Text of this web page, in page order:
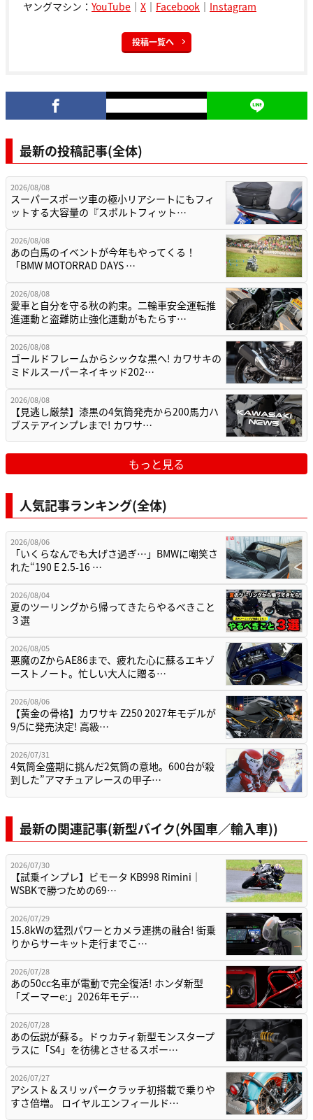
ヤングマシン： YouTube ｜ X ｜ Facebook ｜ Instagram
投稿一覧へ
最新の投稿記事(全体)
2026/08/08
スーパースポーツ車の極小リアシートにもフィ
ットする大容量の『スポルトフィット…
2026/08/08
あの白馬のイベントが今年もやってくる！
「BMW MOTORRAD DAYS …
2026/08/08
愛車と自分を守る秋の約束。二輪車安全運転推
進運動と盗難防止強化運動がもたらす…
2026/08/08
ゴールドフレームからシックな黒へ! カワサキの
ミドルスーパーネイキッド202…
2026/08/08
【見逃し厳禁】漆黒の4気筒発売から200馬力ハ
ブステアインプレまで! カワサ…
もっと見る
人気記事ランキング(全体)
2026/08/06
「いくらなんでも大げさ過ぎ…」BMWに嘲笑さ
れた“190 E 2.5-16 …
2026/08/04
夏のツーリングから帰ってきたらやるべきこと
３選
2026/08/05
悪魔のZからAE86まで、疲れた心に蘇るエキゾ
ーストノート。忙しい大人に贈る…
2026/08/06
【黄金の骨格】カワサキ Z250 2027年モデルが
9/5に発売決定! 高級…
2026/07/31
4気筒全盛期に挑んだ2気筒の意地。600台が殺
到した”アマチュアレースの甲子…
最新の関連記事(新型バイク(外国車／輸入車))
2026/07/30
【試乗インプレ】ビモータ KB998 Rimini｜
WSBKで勝つための69…
2026/07/29
15.8kWの猛烈パワーとカメラ連携の融合! 街乗
りからサーキット走行までこ…
2026/07/28
あの50cc名車が電動で完全復活! ホンダ新型
「ズーマーe:」2026年モデ…
2026/07/28
あの伝説が蘇る。ドゥカティ新型モンスタープ
ラスに「S4」を彷彿とさせるスポー…
2026/07/27
アシスト＆スリッパークラッチ初搭載で乗りや
すさ倍増。 ロイヤルエンフィールド…